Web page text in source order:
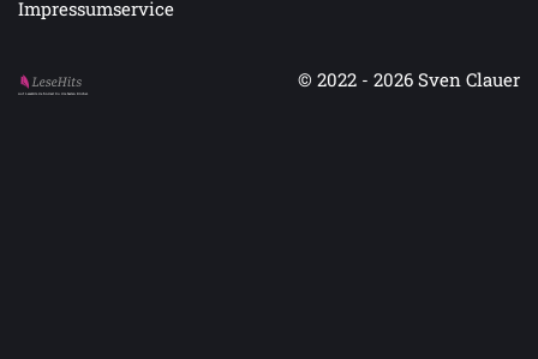
Impressumservice
Auf LeseHits.de findest Du die besten Bücher.
© 2022 - 2026 Sven Clauer